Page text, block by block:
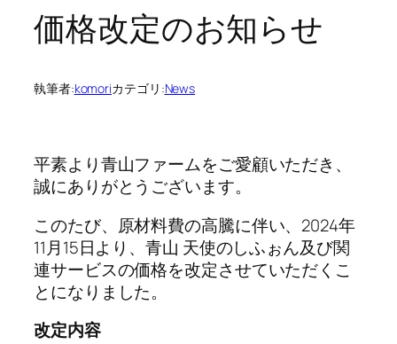
価格改定のお知らせ
執筆者:komoriカテゴリ:News
平素より青山ファームをご愛顧いただき、
誠にありがとうございます。
このたび、原材料費の高騰に伴い、2024年
11月15日より、青山 天使のしふぉん及び関
連サービスの価格を改定させていただくこ
とになりました。
改定内容